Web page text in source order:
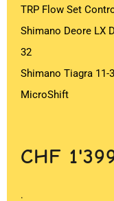
TRP Flow Set
Shimano Deore LX
32
Shimano Tiagra 11-
MicroShift
CHF
.